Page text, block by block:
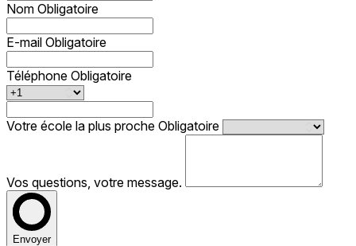
Nom Obligatoire
E-mail Obligatoire
Téléphone Obligatoire
Votre école la plus proche Obligatoire
Vos questions, votre message.
Envoyer